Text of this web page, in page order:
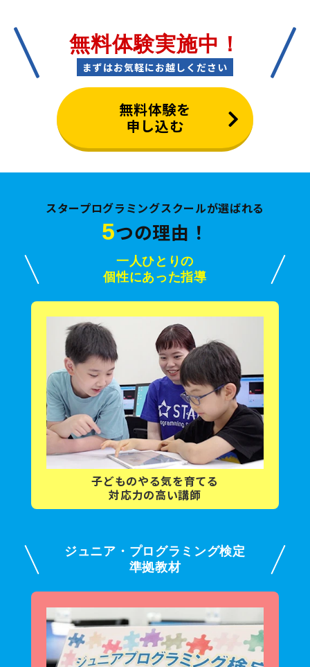
無料体験実施中！
まずはお気軽にお越しください
無料体験を
申し込む
スタープログラミングスクールが選ばれる
5つの理由！
一人ひとりの
個性にあった指導
子どものやる気を育てる
対応力の高い講師
ジュニア・プログラミング検定
準拠教材